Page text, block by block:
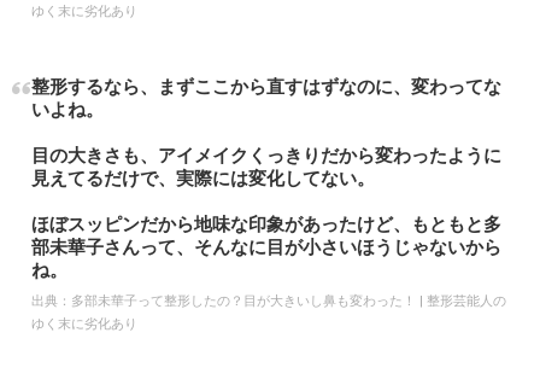
ゆく末に劣化あり
整形するなら、まずここから直すはずなのに、変わってな
いよね。
目の大きさも、アイメイクくっきりだから変わったように
見えてるだけで、実際には変化してない。
ほぼスッピンだから地味な印象があったけど、もともと多
部未華子さんって、そんなに目が小さいほうじゃないから
ね。
出典： 多部未華子って整形したの？目が大きいし鼻も変わった！ | 整形芸能人の
ゆく末に劣化あり